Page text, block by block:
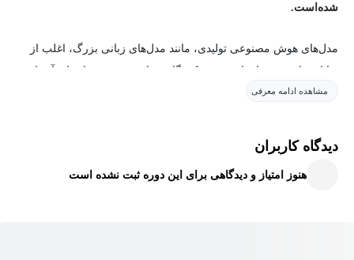
شده‌است.
مدل‌های هوش مصنوعی تولیدی، مانند مدل‌های زبانی بزرگ، اغلب از
توانایی‌های سخت‌افزار مصرف‌کنندگان فراتر می‌روند و اجرای آن‌ها
هزینه‌بر است. فشرده‌سازی مدل‌ها از طریق روش‌هایی مانند
این امر امکان اجرای آن‌ها را بر روی انواع مختلفی از دستگاه‌ها، از
جمله گوشی‌های هوشمند، رایانه‌های شخصی و دستگاه‌های لبه، فراهم
مشاهده ادامه معرفی
دیدگاه کاربران
هنوز امتیاز و دیدگاهی برای این دوره ثبت نشده است